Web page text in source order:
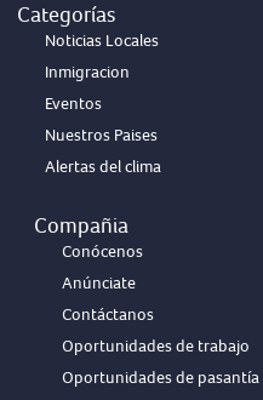
Categorías
Noticias Locales
Inmigracion
Eventos
Nuestros Paises
Alertas del clima
Compañia
Conócenos
Anúnciate
Contáctanos
Oportunidades de trabajo
Oportunidades de pasantía